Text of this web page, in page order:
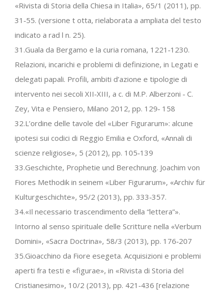
«Rivista di Storia della Chiesa in Italia», 65/1 (2011), pp.
31‐55. (versione t otta, rielaborata a ampliata del testo
indicato a rad l n. 25).
31.Guala da Bergamo e la curia romana, 1221‐1230.
Relazioni, incarichi e problemi di definizione, in Legati e
delegati papali. Profili, ambiti d’azione e tipologie di
intervento nei secoli XII‐XIII, a c. di M.P. Alberzoni ‐ C.
Zey, Vita e Pensiero, Milano 2012, pp. 129‐ 158
32.L’ordine delle tavole del «Liber Figurarum»: alcune
ipotesi sui codici di Reggio Emilia e Oxford, «Annali di
scienze religiose», 5 (2012), pp. 105‐139
33.Geschichte, Prophetie und Berechnung. Joachim von
Fiores Methodik in seinem «Liber Figurarum», «Archiv für
Kulturgeschichte», 95/2 (2013), pp. 333‐357.
34.«Il necessario trascendimento della “lettera”».
Intorno al senso spirituale delle Scritture nella «Verbum
Domini», «Sacra Doctrina», 58/3 (2013), pp. 176‐207
35.Gioacchino da Fiore esegeta. Acquisizioni e problemi
aperti fra testi e «figurae», in «Rivista di Storia del
Cristianesimo», 10/2 (2013), pp. 421‐436 [relazione